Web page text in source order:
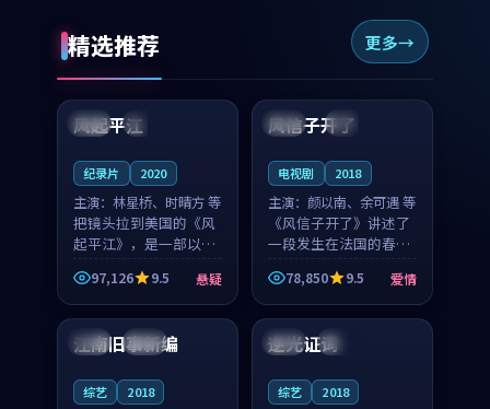
精选推荐 更多
美国 完结
99:07
风起平江
纪录片 2020
主演： 林星桥、时晴方 等
把镜头拉到美国的《风
起平江》，是一部以时
光记忆为底色的悬疑作
品。林星桥和时晴方贡
献了2020年颇受关注的
合作演出，影片在情感
层次与现实质感之间
97,126 9.5 悬疑
法国 4K
99:21
风信子开了
电视剧 2018
主演： 颜以南、余可遇 等
《风信子开了》讲述了
一段发生在法国的春日
漫步故事。颜以南饰演
的主角与余可遇的角色
因一场意外卷入更深的
纠葛，爱情元素贯穿始
终，节奏稳健而富有张
78,850 9.5 爱情
日本 院线
江南旧事新编
综艺 2018
英国 独播
逆光证词
综艺 2018